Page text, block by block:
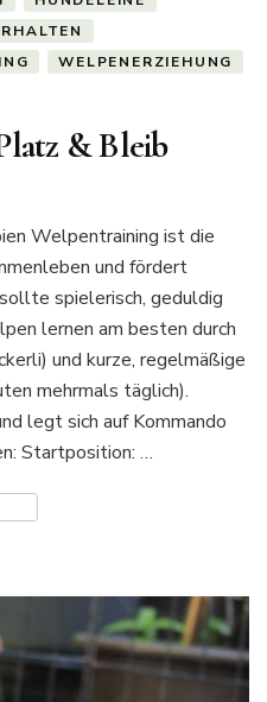
WELPENERZIEHUNG
& Bleib
Welpentraining ist die
und fördert
spielerisch, geduldig
lernen am besten durch
und kurze, regelmäßige
mehrmals täglich).
legt sich auf Kommando
Startposition: …